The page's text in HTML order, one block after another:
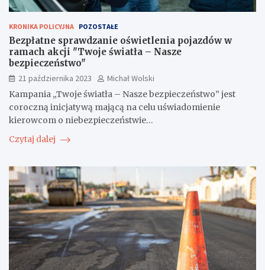
KRONIKA POLICYJNA POZOSTAŁE
Bezpłatne sprawdzanie oświetlenia pojazdów w
ramach akcji "Twoje światła – Nasze
bezpieczeństwo"
21 października 2023
Michał Wolski
Kampania „Twoje światła – Nasze bezpieczeństwo” jest
coroczną inicjatywą mającą na celu uświadomienie
kierowcom o niebezpieczeństwie…
Czytaj dalej